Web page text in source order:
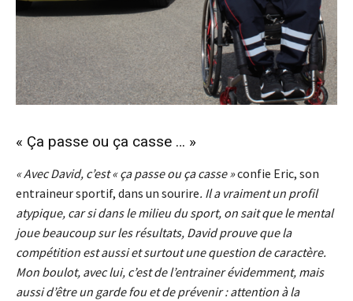
« Ça passe ou ça casse … »
« Avec David, c’est « ça passe ou ça casse »confie Eric, son
entraineur sportif, dans un sourire. Il a vraiment un profil
atypique, car si dans le milieu du sport, on sait que le mental
joue beaucoup sur les résultats, David prouve que la
compétition est aussi et surtout une question de caractère.
Mon boulot, avec lui, c’est de l’entrainer évidemment, mais
aussi d’être un garde fou et de prévenir : attention à la